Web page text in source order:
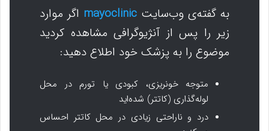
به گفته‌ی وب‌سایت mayoclinic اگر موارد
زیر را پس از آنژیوگرافی مشاهده کردید
موضوع را به پزشک خود اطلاع دهید:
متوجه خونریزی، کبودی یا تورم در محل
لوله‌گذاری (کاتتر) شده‌اید
درد و ناراحتی زیادی در محل کاتتر احساس